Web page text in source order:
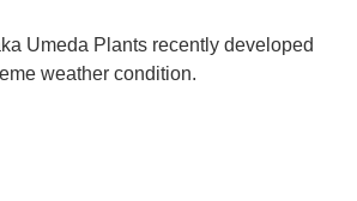
Umeda Plants recently developed
weather condition.